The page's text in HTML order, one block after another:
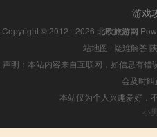
游戏
Copyright © 2012 - 2026 北欧旅游网
站地图 | 疑难解答
声明：本站内容来自互联网，如信息有
会及时
本站仅为个人兴趣爱好，
小